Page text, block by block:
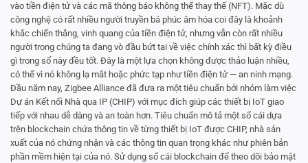
vào tiền điện tử và các mã thông báo không thể thay thế (NFT). Mặc dù
công nghệ có rất nhiều người truyền bá phúc âm hóa coi đây là khoảnh
khắc chiến thắng, vinh quang của tiền điện tử, nhưng vẫn còn rất nhiều
người trong chúng ta đang vò đầu bứt tai về việc chính xác thì bất kỳ điều
gì trong số này đều tốt. Đây là một lựa chọn không được thảo luận nhiều,
có thể vì nó không lạ mắt hoặc phức tạp như tiền điện tử — an ninh mạng.
Đầu năm nay, Zigbee Alliance đã đưa ra một tiêu chuẩn bởi nhóm làm việc
Dự án Kết nối Nhà qua IP (CHIP) với mục đích giúp các thiết bị IoT giao
tiếp với nhau dễ dàng và an toàn hơn. Tiêu chuẩn mô tả một sổ cái dựa
trên blockchain chứa thông tin về từng thiết bị IoT được CHIP, nhà sản
xuất của nó chứng nhận và các thông tin quan trọng khác như phiên bản
phần mềm hiện tại của nó. Sử dụng sổ cái blockchain để theo dõi bảo mật